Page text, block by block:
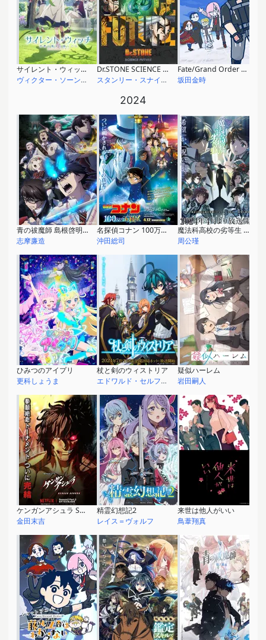
サイレント・ウィッチ 沈黙の魔女の隠しごと
ヴィクター・ソーンリー
Dr.STONE SCIENCE FUTURE 第2クール
スタンリー・スナイダー
Fate/Grand Order 藤丸立香はわからない Season3
坂田金時
2024
青の祓魔師 島根啓明結社篇
志摩廉造
名探偵コナン 100万ドルの五稜星
沖田総司
魔法科高校の劣等生 第3シーズン
周公瑾
ひみつのアイプリ
更科しょうま
杖と剣のウィストリア
エドワルド・セルフェンス
疑似ハーレム
岩田嗣人
ケンガンアシュラ Season2 Part.2
金田末吉
精霊幻想記2
レイス＝ヴォルフ
来世は他人がいい
鳥葦翔真